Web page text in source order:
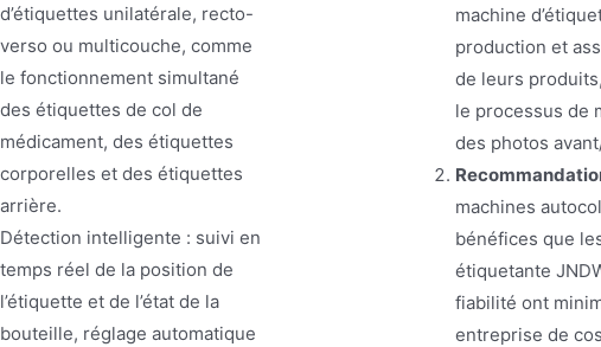
d’étiquettes unilatérale, recto-
verso ou multicouche, comme
le fonctionnement simultané
des étiquettes de col de
médicament, des étiquettes
corporelles et des étiquettes
arrière.
Détection intelligente : suivi en
temps réel de la position de
l’étiquette et de l’état de la
bouteille, réglage automatique
machine
production et
de leurs
le processus de
des photos
machines
bénéfices que
étiquetante
fiabilité ont
entreprise de